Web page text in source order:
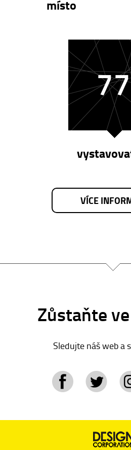
místo
77
VÍCE
Zůstaňte
Sledujte náš web a
YouTube